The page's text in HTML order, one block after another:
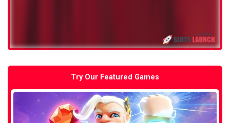
Try Our Featured Games